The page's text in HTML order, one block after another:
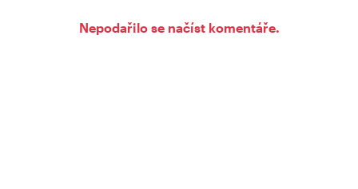
Nepodařilo se načíst komentáře.